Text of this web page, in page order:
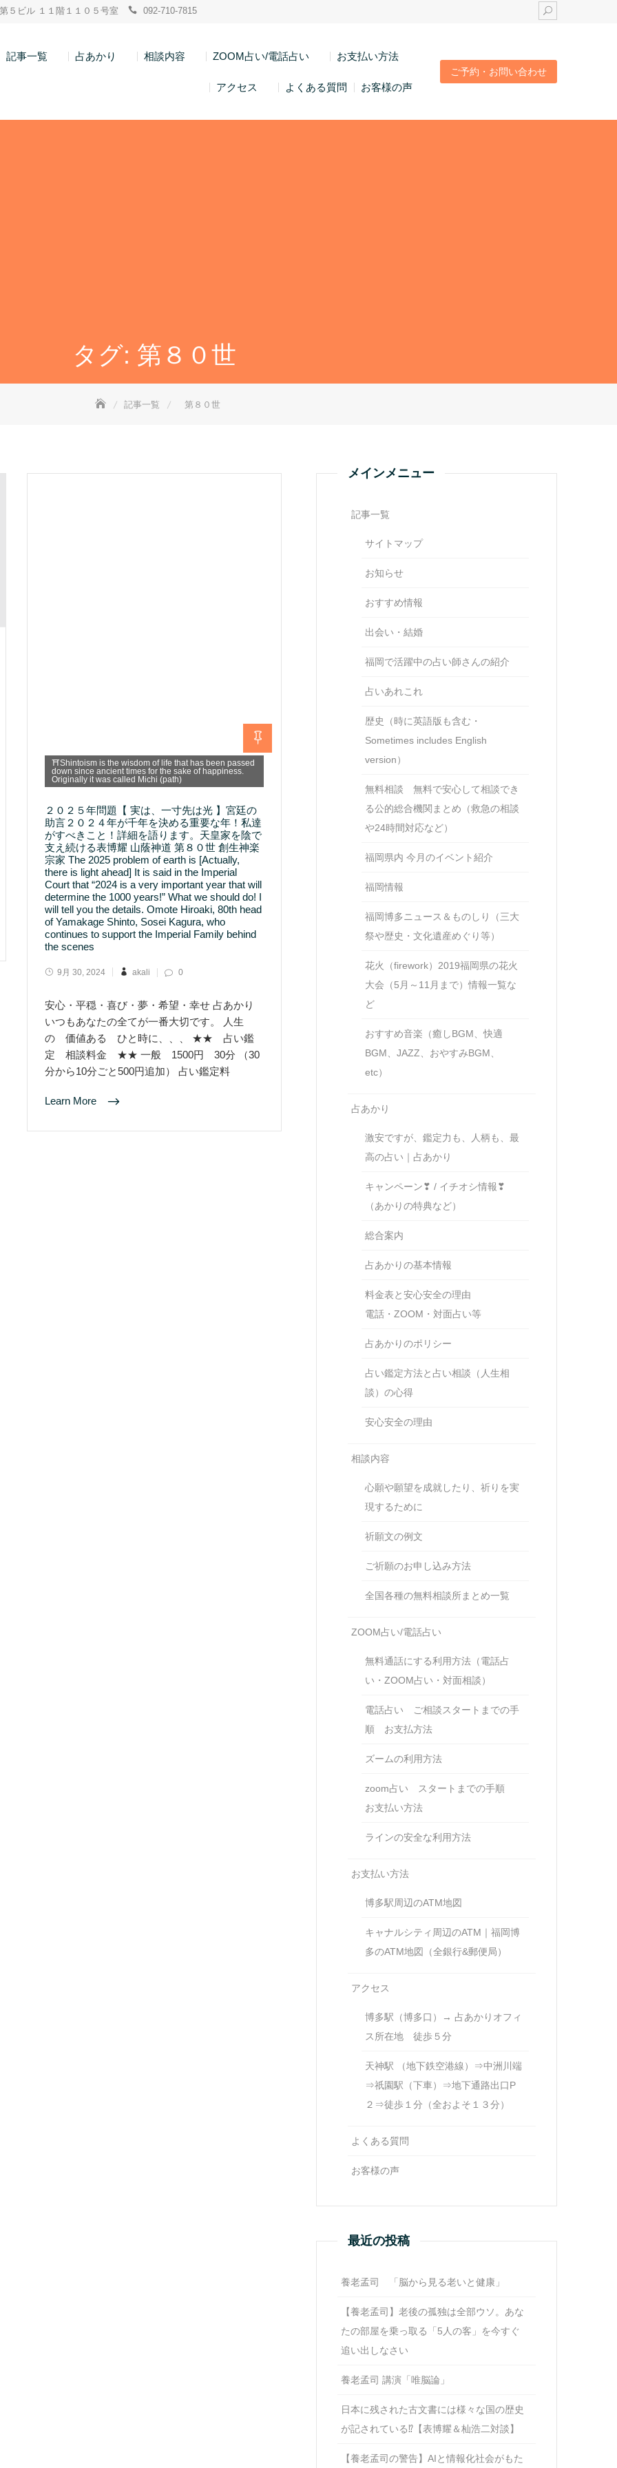
５ビル １１階１１０５号室 092-710-7815
記事一覧 占あかり 相談内容 ZOOM占い/電話占い お支払い方法
アクセス よくある質問 お客様の声
ご予約・お問い合わせ
タグ: 第８０世
記事一覧 第８０世
⛩Shintoism is the wisdom of life that has been passed
down since ancient times for the sake of happiness.
Originally it was called Michi (path)
２０２５年問題【 実は、一寸先は光 】宮廷の
助言２０２４年が千年を決める重要な年！私達
がすべきこと！詳細を語ります。天皇家を陰で
支え続ける表博耀 山蔭神道 第８０世 創生神楽
宗家 The 2025 problem of earth is [Actually,
there is light ahead] It is said in the Imperial
Court that “2024 is a very important year that will
determine the 1000 years!” What we should do! I
will tell you the details. Omote Hiroaki, 80th head
of Yamakage Shinto, Sosei Kagura, who
continues to support the Imperial Family behind
the scenes
9月 30, 2024 akali 0
安心・平穏・喜び・夢・希望・幸せ 占あかり
いつもあなたの全てが一番大切です。 人生
の 価値ある ひと時に、、、 ★★ 占い鑑
定 相談料金 ★★ 一般 1500円 30分 （30
分から10分ごと500円追加） 占い鑑定料
Learn More
メインメニュー
記事一覧
サイトマップ
お知らせ
おすすめ情報
出会い・結婚
福岡で活躍中の占い師さんの紹介
占いあれこれ
歴史（時に英語版も含む・
Sometimes includes English
version）
無料相談 無料で安心して相談でき
る公的総合機関まとめ（救急の相談
や24時間対応など）
福岡県内 今月のイベント紹介
福岡情報
福岡博多ニュース＆ものしり（三大
祭や歴史・文化遺産めぐり等）
花火（firework）2019福岡県の花火
大会（5月～11月まで）情報一覧な
ど
おすすめ音楽（癒しBGM、快適
BGM、JAZZ、おやすみBGM、
etc）
占あかり
激安ですが、鑑定力も、人柄も、最
高の占い｜占あかり
キャンペーン❣ / イチオシ情報❣
（あかりの特典など）
総合案内
占あかりの基本情報
料金表と安心安全の理由
電話・ZOOM・対面占い等
占あかりのポリシー
占い鑑定方法と占い相談（人生相
談）の心得
安心安全の理由
相談内容
心願や願望を成就したり、祈りを実
現するために
祈願文の例文
ご祈願のお申し込み方法
全国各種の無料相談所まとめ一覧
ZOOM占い/電話占い
無料通話にする利用方法（電話占
い・ZOOM占い・対面相談）
電話占い ご相談スタートまでの手
順 お支払方法
ズームの利用方法
zoom占い スタートまでの手順
お支払い方法
ラインの安全な利用方法
お支払い方法
博多駅周辺のATM地図
キャナルシティ周辺のATM｜福岡博
多のATM地図（全銀行&郵便局）
アクセス
博多駅（博多口）→ 占あかりオフィ
ス所在地 徒歩５分
天神駅 （地下鉄空港線）⇒中洲川端
⇒祇園駅（下車）⇒地下通路出口P
２⇒徒歩１分（全およそ１３分）
よくある質問
お客様の声
最近の投稿
養老孟司 「脳から見る老いと健康」
【養老孟司】老後の孤独は全部ウソ。あな
たの部屋を乗っ取る「5人の客」を今すぐ
追い出しなさい
養老孟司 講演「唯脳論」
日本に残された古文書には様々な国の歴史
が記されている⁉【表博耀＆杣浩二対談】
【養老孟司の警告】AIと情報化社会がもた